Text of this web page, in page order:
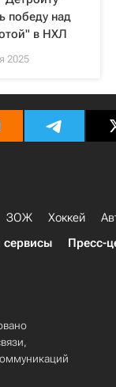
победу над
в НХЛ
2025
ЗОЖ Хоккей
сервисы Пресс-